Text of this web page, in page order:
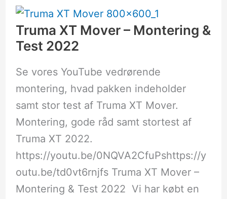
Truma XT Mover – Montering &
Test 2022
Se vores YouTube vedrørende
montering, hvad pakken indeholder
samt stor test af Truma XT Mover.
Montering, gode råd samt stortest af
Truma XT 2022.
https://youtu.be/0NQVA2CfuPshttps://y
outu.be/td0vt6rnjfs Truma XT Mover –
Montering & Test 2022 Vi har købt en
Mover
–
Montering
&
Test